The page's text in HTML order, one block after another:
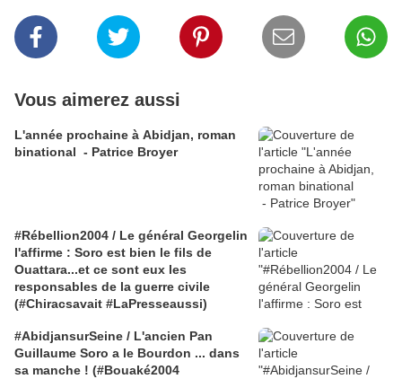
Vous aimerez aussi
L'année prochaine à Abidjan, roman
binational - Patrice Broyer
#Rébellion2004 / Le général Georgelin
l'affirme : Soro est bien le fils de
Ouattara...et ce sont eux les
responsables de la guerre civile
(#Chiracsavait #LaPresseaussi)
#AbidjansurSeine / L'ancien Pan
Guillaume Soro a le Bourdon ... dans
sa manche ! (#Bouaké2004